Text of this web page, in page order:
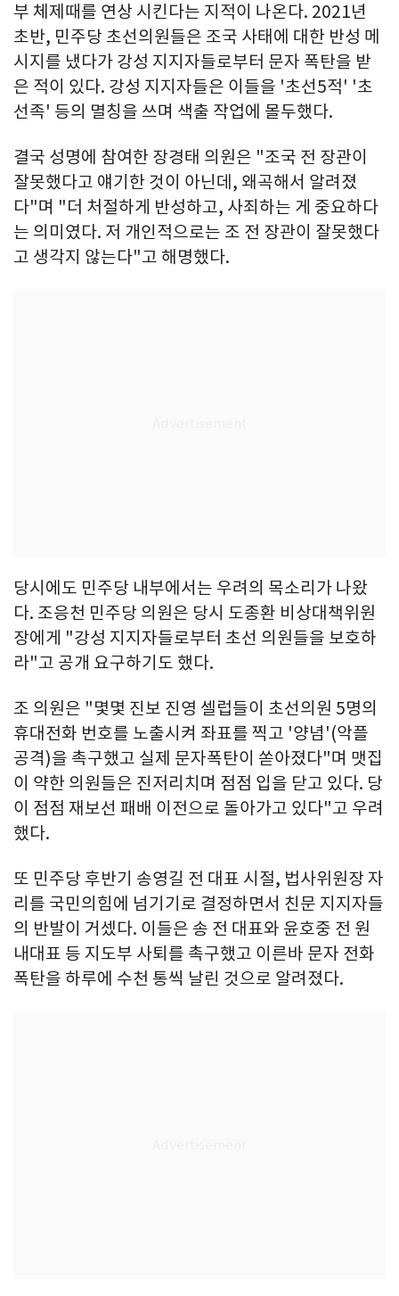
부 체제때를 연상 시킨다는 지적이 나온다. 2021년
초반, 민주당 초선의원들은 조국 사태에 대한 반성 메
시지를 냈다가 강성 지지자들로부터 문자 폭탄을 받
은 적이 있다. 강성 지지자들은 이들을 '초선5적' '초
선족' 등의 멸칭을 쓰며 색출 작업에 몰두했다.
결국 성명에 참여한 장경태 의원은 "조국 전 장관이
잘못했다고 얘기한 것이 아닌데, 왜곡해서 알려졌
다"며 "더 처절하게 반성하고, 사죄하는 게 중요하다
는 의미였다. 저 개인적으로는 조 전 장관이 잘못했다
고 생각지 않는다"고 해명했다.
당시에도 민주당 내부에서는 우려의 목소리가 나왔
다. 조응천 민주당 의원은 당시 도종환 비상대책위원
장에게 "강성 지지자들로부터 초선 의원들을 보호하
라"고 공개 요구하기도 했다.
조 의원은 "몇몇 진보 진영 셀럽들이 초선의원 5명의
휴대전화 번호를 노출시켜 좌표를 찍고 '양념'(악플
공격)을 촉구했고 실제 문자폭탄이 쏟아졌다"며 맷집
이 약한 의원들은 진저리치며 점점 입을 닫고 있다. 당
이 점점 재보선 패배 이전으로 돌아가고 있다"고 우려
했다.
또 민주당 후반기 송영길 전 대표 시절, 법사위원장 자
리를 국민의힘에 넘기기로 결정하면서 친문 지지자들
의 반발이 거셌다. 이들은 송 전 대표와 윤호중 전 원
내대표 등 지도부 사퇴를 촉구했고 이른바 문자 전화
폭탄을 하루에 수천 통씩 날린 것으로 알려졌다.